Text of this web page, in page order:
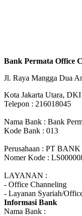
Bank Permata Office
Jl. Raya Mangga Dua
Kota Jakarta Utara, DKI
Telepon : 216018045
Nama Bank : Bank
Kode Bank : 013
Perusahaan : PT
Nomer Kode :
LAYANAN :
- Office Channeling
- Layanan Syariah/
Informasi Bank
Nama Bank :